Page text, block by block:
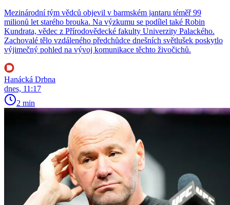
Mezinárodní tým vědců objevil v barmském jantaru téměř 99
milionů let starého brouka. Na výzkumu se podílel také Robin
Kundrata, vědec z Přírodovědecké fakulty Univerzity Palackého.
Zachovalé tělo vzdáleného předchůdce dnešních světlušek poskytlo
výjimečný pohled na vývoj komunikace těchto živočichů.
Hanácká Drbna
dnes, 11:17
2 min